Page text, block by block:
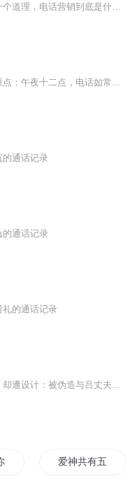
的通话记录
的通话记录
礼的通话记录
电话吗 爱神共有五支箭